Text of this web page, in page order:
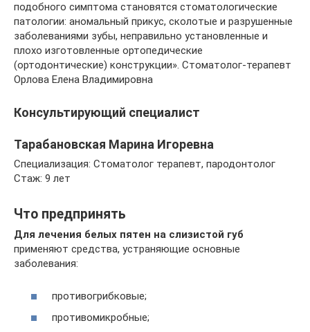
подобного симптома становятся стоматологические
патологии: аномальный прикус, сколотые и разрушенные
заболеваниями зубы, неправильно установленные и
плохо изготовленные ортопедические
(ортодонтические) конструкции». Стоматолог-терапевт
Орлова Елена Владимировна
Консультирующий специалист
Тарабановская Марина Игоревна
Специализация: Стоматолог терапевт, пародонтолог
Стаж: 9 лет
Что предпринять
Для лечения белых пятен на слизистой губ
применяют средства, устраняющие основные
заболевания:
противогрибковые;
противомикробные;